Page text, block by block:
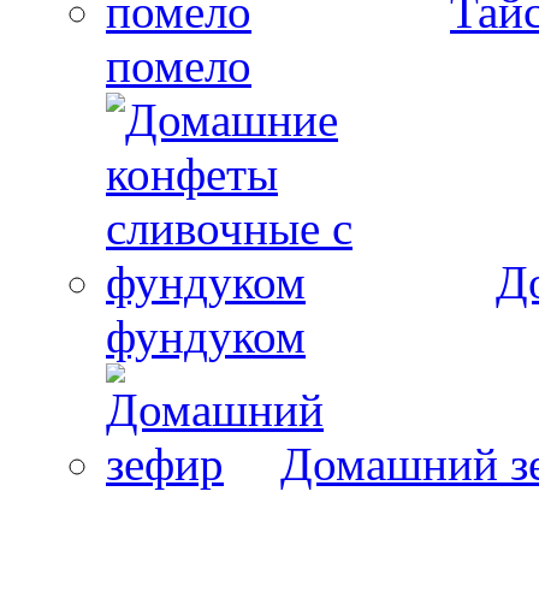
помело
фундуком
Домашний